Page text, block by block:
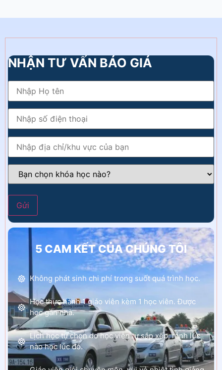
NHẬN TƯ VẤN BÁO GIÁ
5 CAM KẾT CỦA CHÚNG TÔI
Không phát sinh chi phí trong suốt quá trình học.
Học thực hành 1 giáo viên kèm 1 học viên. Được
học gần nhà.
Lịch học tự chọn do học viên tự sắp xếp, rảnh lúc
nào học lúc đó.